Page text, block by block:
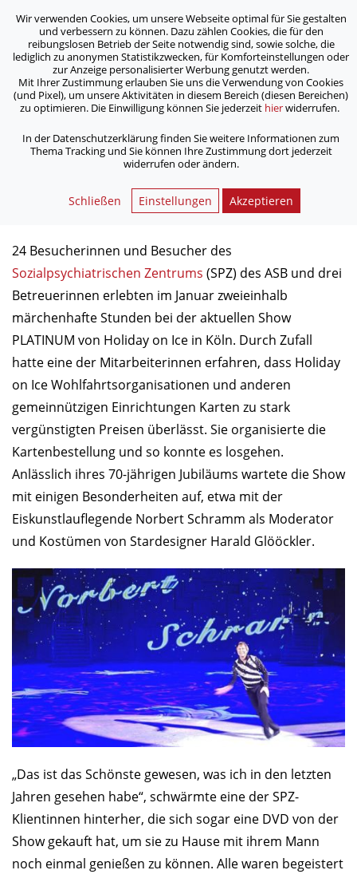
ASB Bonn/Rhein-Sieg/Eifel e.V.
bewegt Menschen
Home / Archiv /
SPZ Siegburg bei Holiday on Ice: ein tolles Erlebnis
SPZ Siegburg bei Holiday on Ice:
ein tolles Erlebnis
24 Besucherinnen und Besucher des
Sozialpsychiatrischen Zentrums (SPZ) des ASB und drei
Betreuerinnen erlebten im Januar zweieinhalb
märchenhafte Stunden bei der aktuellen Show
PLATINUM von Holiday on Ice in Köln. Durch Zufall
hatte eine der Mitarbeiter­innen erfahren, dass Holiday
on Ice Wohlfahrtsorganisationen und anderen
gemeinnützigen Einrichtungen Karten zu stark
vergünstigten Preisen überlässt. Sie organisierte die
Kartenbestellung und so konnte es losgehen.
Anlässlich ihres 70-jährigen Jubiläums wartete die Show
mit einigen Besonderheiten auf, etwa mit der
Eiskunstlauflegende Norbert Schramm als Moderator
und Kostümen von Stardesigner Harald Glööckler.
„Das ist das Schönste gewesen, was ich in den letzten
Jahren gesehen habe“, schwärmte eine der SPZ-
Klientinnen hinterher, die sich sogar eine DVD von der
Show gekauft hat, um sie zu Hause mit ihrem Mann
noch einmal genießen zu können. Alle waren begeistert
Wir verwenden Cookies, um unsere Webseite optimal für Sie gestalten
und verbessern zu können. Dazu zählen Cookies, die für den
reibungslosen Betrieb der Seite notwendig sind, sowie solche, die
lediglich zu anonymen Statistikzwecken, für Komforteinstellungen oder
zur Anzeige personalisierter Werbung genutzt werden.
Mit Ihrer Zustimmung erlauben Sie uns die Verwendung von Cookies
(und Pixel), um unsere Aktivitäten in diesem Bereich (diesen Bereichen)
zu optimieren. Die Einwilligung können Sie jederzeit hierwiderrufen.
In der Datenschutzerklärung finden Sie weitere Informationen zum
Thema Tracking und Sie können Ihre Zustimmung dort jederzeit
widerrufen oder ändern.
Schließen Einstellungen Akzeptieren